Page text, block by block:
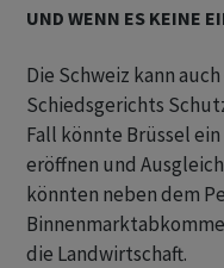
UND WENN ES KEINE
Die Schweiz kann
Schiedsgerichts
Fall könnte Brüssel
eröffnen und
könnten neben dem
die Landwirtschaft.